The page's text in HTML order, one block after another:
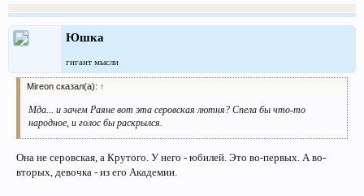
Юшка
гигант мысли
Mireon сказал(а): ↑
Мда... и зачем Раяне вот эта серовская лютня? Спела бы что-то
народное, и голос бы раскрылся.
Она не серовская, а Крутого. У него - юбилей. Это во-первых. А во-
вторых, девочка - из его Академии.